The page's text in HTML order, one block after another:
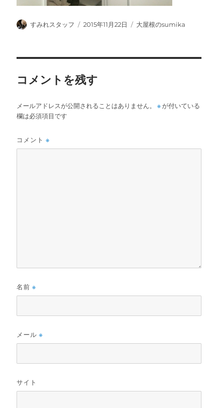
投
すみれスタッフ
投
2015年11月22日
カ
大屋根のsumika
コメントを残す
メールアドレスが公開されることはありません。 ※が付いている
欄は必須項目です
コメント※
名前※
メール※
サイト